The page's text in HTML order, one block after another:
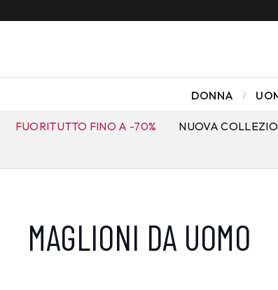
DONNA
FUORITUTTO FINO A -70% NUOVA
MAGLIONI DA UOMO